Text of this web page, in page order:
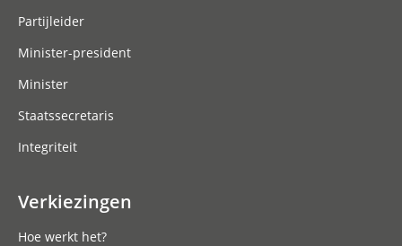
Partijleider
Minister-president
Minister
Staatssecretaris
Integriteit
Verkiezingen
Hoe werkt het?